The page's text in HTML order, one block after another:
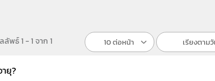
ลัพธ์ 1 - 1 จาก 1 10 ต่อหน้า เรียงตาม
ยุ?